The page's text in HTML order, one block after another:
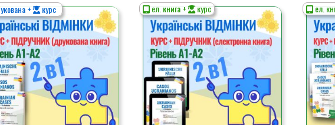
+ курс ел. книга + курс
Цей
товар
має
кілька
варіантів.
Параметри
можна
вибрати
на
сторінці
ел.
Цей
товар
має
кілька
можна
вибрати
на